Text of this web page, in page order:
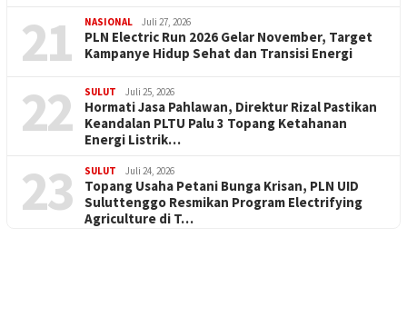
21 NASIONAL Juli 27, 2026
PLN Electric Run 2026 Gelar November, Target
Kampanye Hidup Sehat dan Transisi Energi
22 SULUT Juli 25, 2026
Hormati Jasa Pahlawan, Direktur Rizal Pastikan
Keandalan PLTU Palu 3 Topang Ketahanan
Energi Listrik…
23 SULUT Juli 24, 2026
Topang Usaha Petani Bunga Krisan, PLN UID
Suluttenggo Resmikan Program Electrifying
Agriculture di T…